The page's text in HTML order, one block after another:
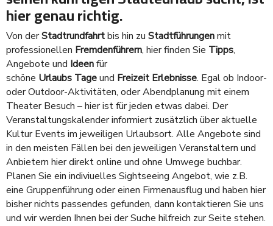
hier genau richtig.
Von derStadtrundfahrtbis hin zu Stadtführungenmit
professionellen Fremdenführern, hier finden Sie Tipps,
Angebote und Ideenfür
schöne Urlaubs Tageund Freizeit Erlebnisse. Egal ob Indoor-
oder Outdoor-Aktivitäten, oder Abendplanung mit einem
Theater Besuch – hier ist für jeden etwas dabei. Der
Veranstaltungskalender informiert zusätzlich über aktuelle
Kultur Events im jeweiligen Urlaubsort. Alle Angebote sind
in den meisten Fällen bei den jeweiligen Veranstaltern und
Anbietern hier direkt online und ohne Umwege buchbar.
Planen Sie ein indiviuelles Sightseeing Angebot, wie z.B.
eine Gruppenführung oder einen Firmenausflug und haben hier
bisher nichts passendes gefunden, dann kontaktieren Sie uns
und wir werden Ihnen bei der Suche hilfreich zur Seite stehen.